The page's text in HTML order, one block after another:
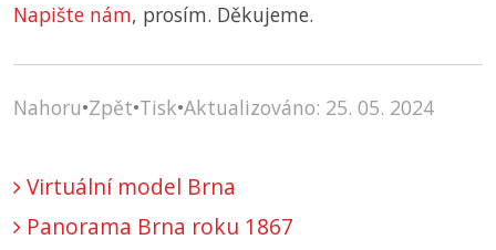
Napište nám, prosím. Děkujeme.
Nahoru•Zpět•Tisk•Aktualizováno: 25. 05. 2024
Virtuální model Brna
Panorama Brna roku 1867